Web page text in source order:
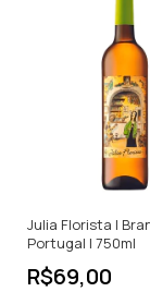
Julia Florista |
Portugal | 750ml
R$69,00